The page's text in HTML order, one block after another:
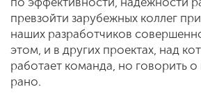
превзойти зарубежных коллег
наших разработчиков
этом, и в других проектах, над
работает команда, но говорить
рано.